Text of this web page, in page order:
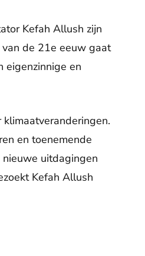
Kefah Allush zijn
de 21e eeuw gaat
eigenzinnige en
en toenemende
uitdagingen
Kefah Allush